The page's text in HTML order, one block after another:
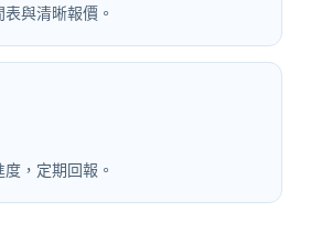
與清晰報價。
，定期回報。